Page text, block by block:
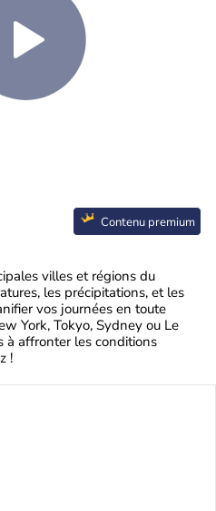
Contenu premium
villes et régions du
les précipitations, et les
vos journées en toute
York, Tokyo, Sydney ou Le
à affronter les conditions
!